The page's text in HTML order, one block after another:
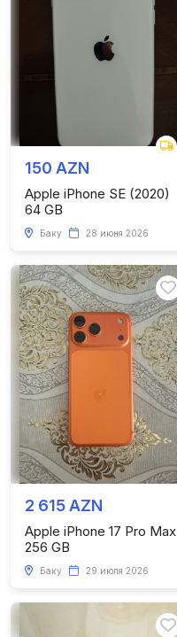
150 AZN
Apple iPhone SE (2020)
64 GB
Баку 28 июня 2026
2 615 AZN
Apple iPhone 17 Pro Max
256 GB
Баку 29 июля 2026